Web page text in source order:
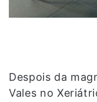
Despois da
Vales no